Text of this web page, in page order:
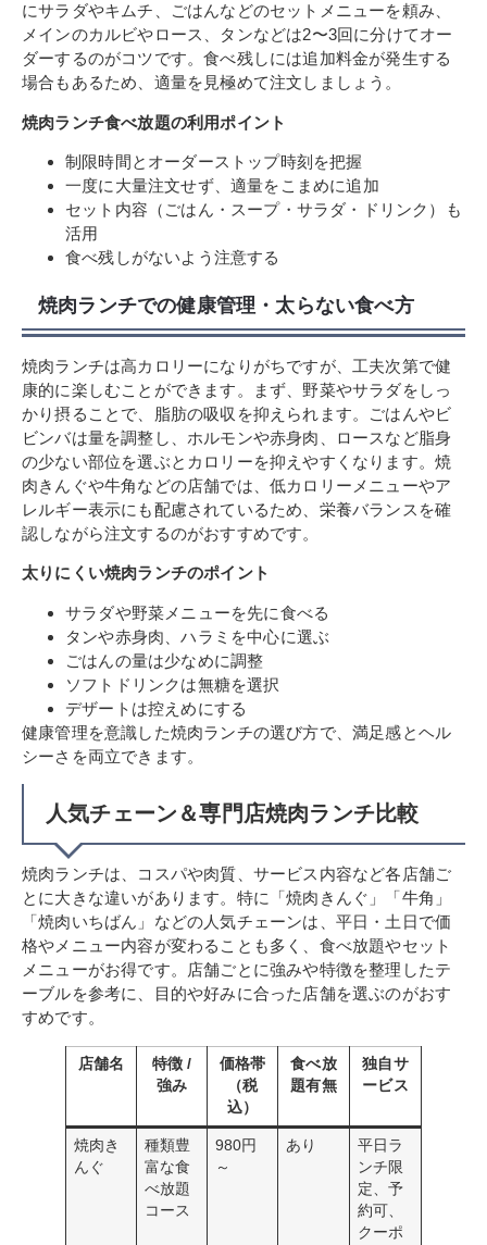
にサラダやキムチ、ごはんなどのセットメニューを頼み、
メインのカルビやロース、タンなどは2〜3回に分けてオー
ダーするのがコツです。食べ残しには追加料金が発生する
場合もあるため、適量を見極めて注文しましょう。
焼肉ランチ食べ放題の利用ポイント
制限時間とオーダーストップ時刻を把握
一度に大量注文せず、適量をこまめに追加
セット内容（ごはん・スープ・サラダ・ドリンク）も
活用
食べ残しがないよう注意する
焼肉ランチでの健康管理・太らない食べ方
焼肉ランチは高カロリーになりがちですが、工夫次第で健
康的に楽しむことができます。まず、野菜やサラダをしっ
かり摂ることで、脂肪の吸収を抑えられます。ごはんやビ
ビンバは量を調整し、ホルモンや赤身肉、ロースなど脂身
の少ない部位を選ぶとカロリーを抑えやすくなります。焼
肉きんぐや牛角などの店舗では、低カロリーメニューやア
レルギー表示にも配慮されているため、栄養バランスを確
認しながら注文するのがおすすめです。
太りにくい焼肉ランチのポイント
サラダや野菜メニューを先に食べる
タンや赤身肉、ハラミを中心に選ぶ
ごはんの量は少なめに調整
ソフトドリンクは無糖を選択
デザートは控えめにする
健康管理を意識した焼肉ランチの選び方で、満足感とヘル
シーさを両立できます。
人気チェーン＆専門店焼肉ランチ比較
焼肉ランチは、コスパや肉質、サービス内容など各店舗ご
とに大きな違いがあります。特に「焼肉きんぐ」「牛角」
「焼肉いちばん」などの人気チェーンは、平日・土日で価
格やメニュー内容が変わることも多く、食べ放題やセット
メニューがお得です。店舗ごとに強みや特徴を整理したテ
ーブルを参考に、目的や好みに合った店舗を選ぶのがおす
すめです。
店舗名
特徴 /
強み
価格帯
（税
込）
食べ放
題有無
独自サ
ービス
焼肉き
んぐ
種類豊
富な食
べ放題
コース
980円
～
あり
平日ラ
ンチ限
定、予
約可、
クーポ